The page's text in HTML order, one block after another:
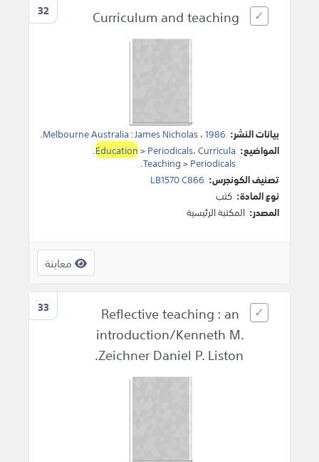
32
بيانات النشر: Melbourne Australia:James Nicholas،1986
.
المواضيع:
Education>Periodicals،Curricula
.
Teaching>Periodicals
.
تصنيف الكونجرس: LB1570 C866
نوع المادة: كتب
المصدر: المكتبة الرئيسية
معاينة
33
Reflective teaching : an
introduction/Kenneth M.
Zeichner Daniel P. Liston.